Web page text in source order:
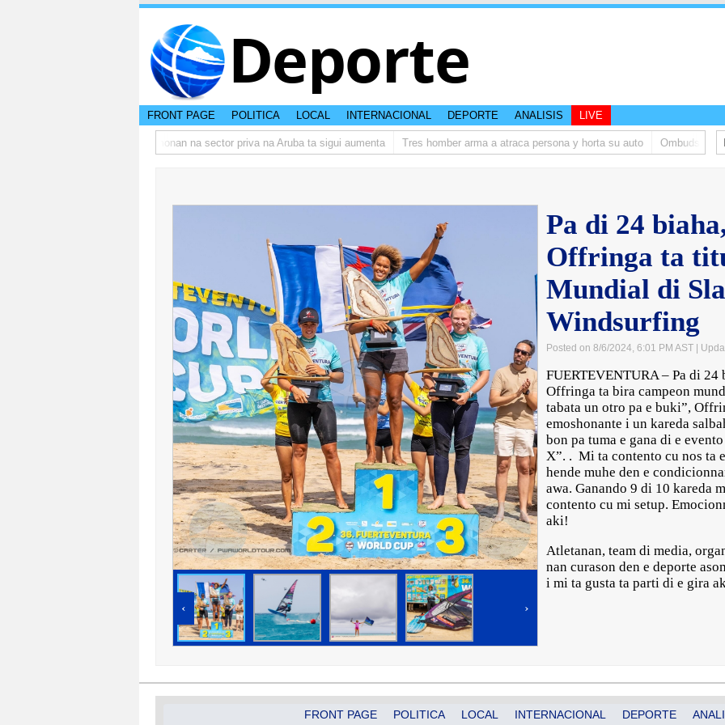
Deporte
FRONT PAGE POLITICA LOCAL INTERNACIONAL DEPORTE ANALISIS LIVE
Prestamonan na sector priva na Aruba ta sigui aumenta Tres homber arma a atraca persona y horta su auto Ombudsman ta
‹ ›
Pa di 24
Offringa ta
Mundial di
Windsurfing
Posted on 8/6/2024, 6:01 PM AST |
FUERTEVENTURA – Pa di
Offringa ta bira campeon
tabata un otro pa e buki”,
emoshonante i un kareda
bon pa tuma e gana di e
X”. . Mi ta contento cu nos ta
hende muhe den e
awa. Ganando 9 di 10 kareda
contento cu mi setup.
aki!
Atletanan, team di media,
nan curason den e deporte
i mi ta gusta ta parti di e gira
FRONT PAGE POLITICA LOCAL INTERNACIONAL DEPORTE